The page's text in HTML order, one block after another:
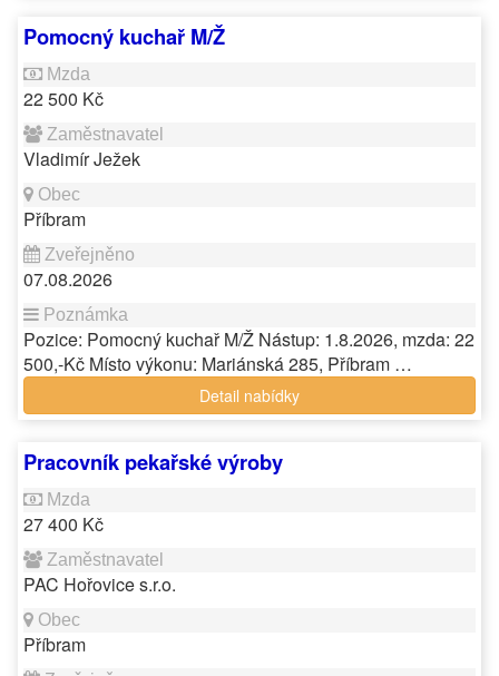
Pomocný kuchař M/Ž
22 500 Kč
Vladimír Ježek
Příbram
07.08.2026
Pozice: Pomocný kuchař M/Ž Nástup: 1.8.2026, mzda: 22
500,-Kč Místo výkonu: Mariánská 285, Příbram …
Detail nabídky
Pracovník pekařské výroby
27 400 Kč
PAC Hořovice s.r.o.
Příbram